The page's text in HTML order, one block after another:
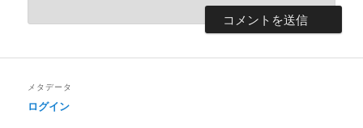
メタデータ
ログイン